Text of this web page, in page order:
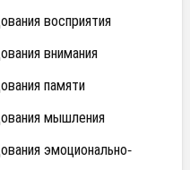
восприятия
внимания
памяти
мышления
эмоционально-